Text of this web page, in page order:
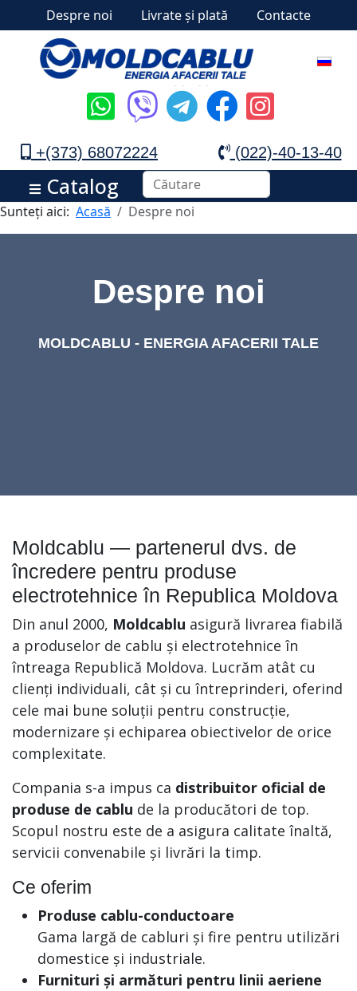
Despre noi Livrate și plată Contacte
+(373) 68072224 (022)-40-13-40
Catalog
Sunteți aici: Acasă Despre noi
Despre noi
MOLDCABLU - ENERGIA AFACERII TALE
Moldcablu — partenerul dvs. de
încredere pentru produse
electrotehnice în Republica Moldova
Din anul 2000, Moldcablu asigură livrarea fiabilă
a produselor de cablu și electrotehnice în
întreaga Republică Moldova. Lucrăm atât cu
clienți individuali, cât și cu întreprinderi, oferind
cele mai bune soluții pentru construcție,
modernizare și echiparea obiectivelor de orice
complexitate.
Compania s-a impus ca distribuitor oficial de
produse de cablu de la producători de top.
Scopul nostru este de a asigura calitate înaltă,
servicii convenabile și livrări la timp.
Ce oferim
Produse cablu-conductoare
Gama largă de cabluri și fire pentru utilizări
domestice și industriale.
Furnituri și armături pentru linii aeriene